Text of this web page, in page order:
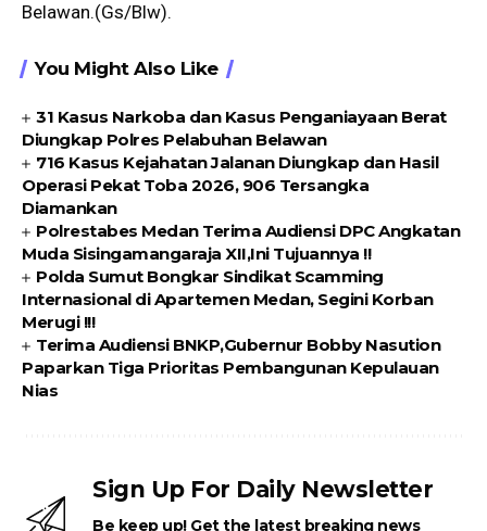
Belawan.(Gs/Blw).
You Might Also Like
31 Kasus Narkoba dan Kasus Penganiayaan Berat
Diungkap Polres Pelabuhan Belawan
716 Kasus Kejahatan Jalanan Diungkap dan Hasil
Operasi Pekat Toba 2026, 906 Tersangka
Diamankan
Polrestabes Medan Terima Audiensi DPC Angkatan
Muda Sisingamangaraja XII,Ini Tujuannya !!
Polda Sumut Bongkar Sindikat Scamming
Internasional di Apartemen Medan, Segini Korban
Merugi !!!
Terima Audiensi BNKP,Gubernur Bobby Nasution
Paparkan Tiga Prioritas Pembangunan Kepulauan
Nias
Sign Up For Daily Newsletter
Be keep up! Get the latest breaking news